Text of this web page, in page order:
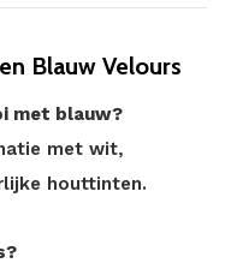
Blauw Velours
met blauw?
met wit,
houttinten.